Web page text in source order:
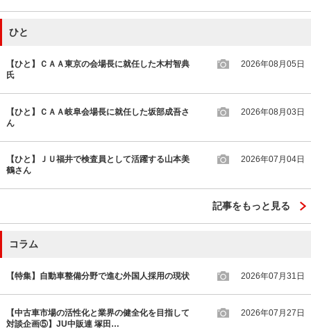
ひと
【ひと】ＣＡＡ東京の会場長に就任した木村智典
氏
2026年08月05日
【ひと】ＣＡＡ岐阜会場長に就任した坂部成吾さ
ん
2026年08月03日
【ひと】ＪＵ福井で検査員として活躍する山本美
鶴さん
2026年07月04日
記事をもっと見る
コラム
【特集】自動車整備分野で進む外国人採用の現状 2026年07月31日
【中古車市場の活性化と業界の健全化を目指して
対談企画⑤】JU中販連 塚田…
2026年07月27日